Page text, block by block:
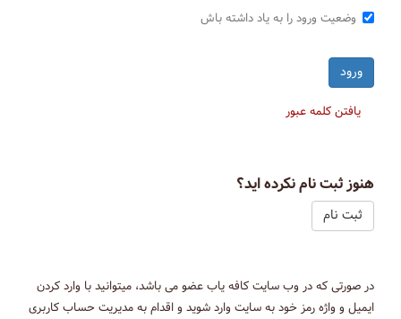
وضعیت ورود را به یاد داشته باش
یافتن کلمه عبور
هنوز ثبت نام نکرده اید؟
ثبت نام
در صورتی که در وب سایت کافه یاب عضو می باشد، میتوانید با وارد کردن
ایمیل و واژه رمز خود به سایت وارد شوید و اقدام به مدیریت حساب کاربری